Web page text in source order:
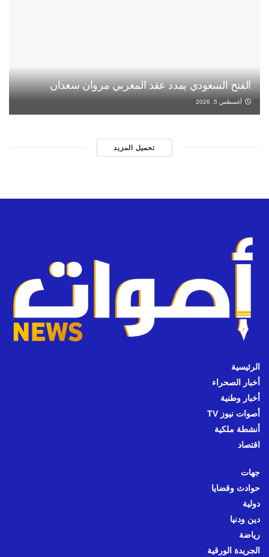
الفتح السعودي يمدد عقد المغربي مروان سعدان
أغسطس 5, 2026
تحميل المزيد
الرئيسية
أخبار الصحراء
أخبار وطنية
أصوات نيوز TV
أنشطة ملكية
اقتصاد
جهات
حوادث وقضايا
دولية
دين ودنيا
رياضة
الجريدة الورقية